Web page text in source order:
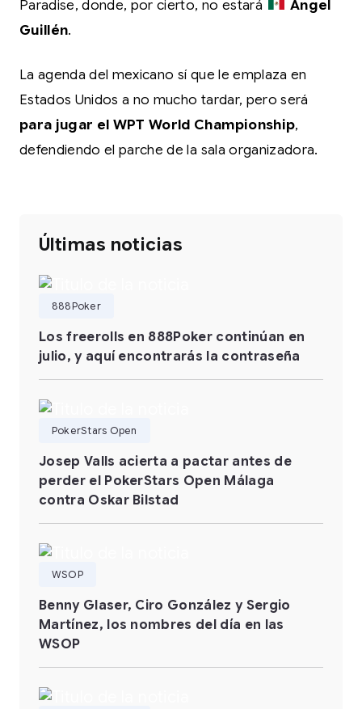
Paradise, donde, por cierto, no estará
Ángel
Guillén.
La agenda del mexicano sí que le emplaza en
Estados Unidos a no mucho tardar, pero será
para jugar el WPT World Championship,
defendiendo el parche de la sala organizadora.
Últimas noticias
888Poker
Los freerolls en 888Poker continúan en
julio, y aquí encontrarás la contraseña
PokerStars Open
Josep Valls acierta a pactar antes de
perder el PokerStars Open Málaga
contra Oskar Bilstad
WSOP
Benny Glaser, Ciro González y Sergio
Martínez, los nombres del día en las
WSOP